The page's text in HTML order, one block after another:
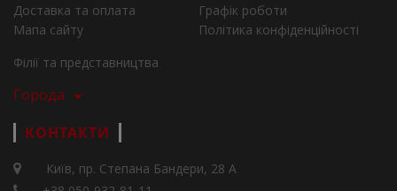
Доставка та оплата
Графік роботи
Мапа сайту
Політика конфіденційності
Філії та представництва
Города
КОНТАКТИ
Київ, пр. Степана Бандери, 28 А